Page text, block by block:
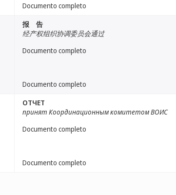
Documento completo
报 告
经产权组织协调委员会通过
Documento completo
Documento completo
ОТЧЕТ
принят Координационным комитетом ВОИС
Documento completo
Documento completo